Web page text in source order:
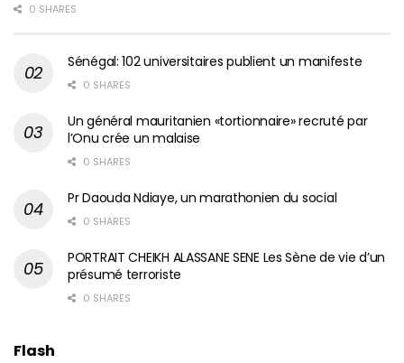
0 SHARES
Sénégal: 102 universitaires publient un manifeste
0 SHARES
Un général mauritanien «tortionnaire» recruté par
l’Onu crée un malaise
0 SHARES
Pr Daouda Ndiaye, un marathonien du social
0 SHARES
PORTRAIT CHEIKH ALASSANE SENE Les Sène de vie d’un
présumé terroriste
0 SHARES
Flash